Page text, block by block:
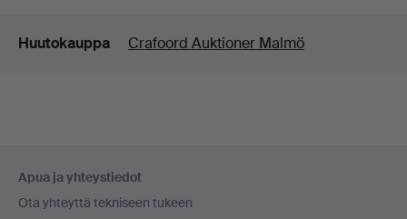
Lisätiedot
Huutokauppa Crafoord Auktioner Malmö
Apua ja yhteystiedot
Ota yhteyttä tekniseen tukeen